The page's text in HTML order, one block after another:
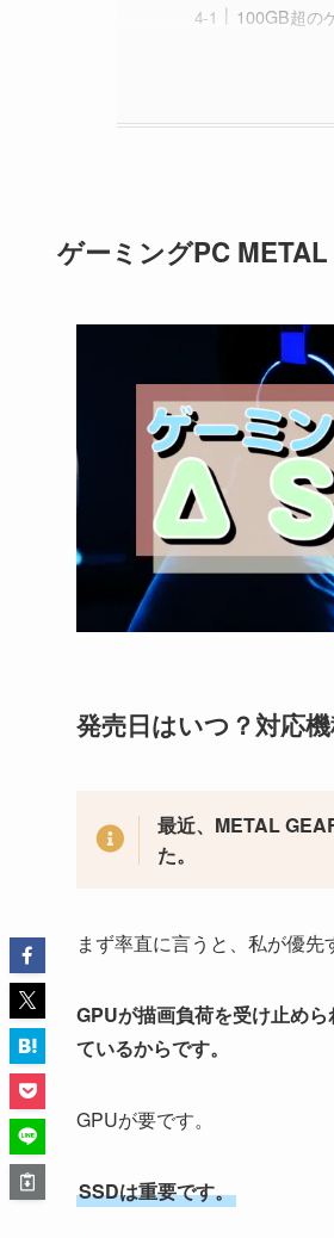
100GB超の
ゲーミングPC
発売日はいつ？対応
最近、METAL
た。
まず率直に言うと、私が優
GPUが描画負荷を受け止め
ているからです。
GPUが要です。
SSDは重要です。